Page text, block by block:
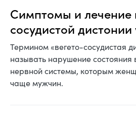
Симптомы и лечение
сосудистой
Термином «вегето-сосудистая
называть нарушение состояния
нервной системы, которым
чаще мужчин.